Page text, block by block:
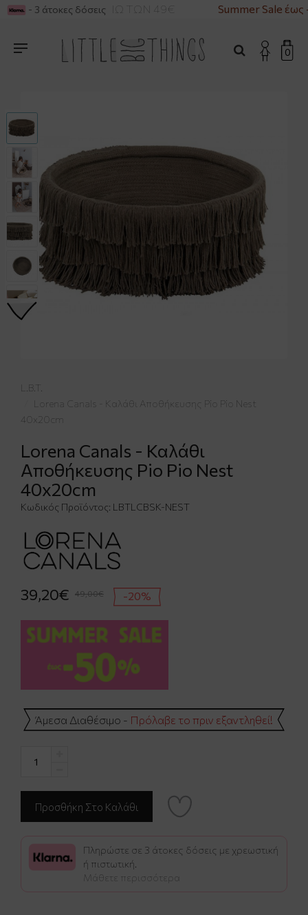
ΓΙΑ ΑΓΟΡΕΣ ΑΝΩ ΤΩΝ 49€ Summer Sale έως
- 3 άτοκες δόσεις
0
L.B.T.
Lorena Canals - Καλάθι Αποθήκευσης Pio Pio Nest
40x20cm
Lorena Canals - Καλάθι
Αποθήκευσης Pio Pio Nest
40x20cm
Κωδικός Προϊόντος: LBTLCBSK-NEST
39,20€ 49,00€ -20%
Άμεσα Διαθέσιμο - Πρόλαβε το πριν εξαντληθεί!
Πληρώστε σε 3 άτοκες δόσεις με χρεωστική
ή πιστωτική.
Μάθετε περισσότερα